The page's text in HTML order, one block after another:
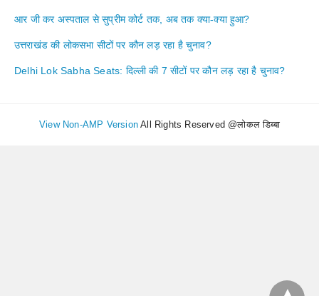
आर जी कर अस्पताल से सुप्रीम कोर्ट तक, अब तक क्या-क्या हुआ?
उत्तराखंड की लोकसभा सीटों पर कौन लड़ रहा है चुनाव?
Delhi Lok Sabha Seats: दिल्ली की 7 सीटों पर कौन लड़ रहा है चुनाव?
View Non-AMP Version All Rights Reserved @लोकल डिब्बा